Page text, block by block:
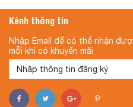
Kênh thông tin
Nhập Email để có thể nhận
mỗi khi có khuyến mãi